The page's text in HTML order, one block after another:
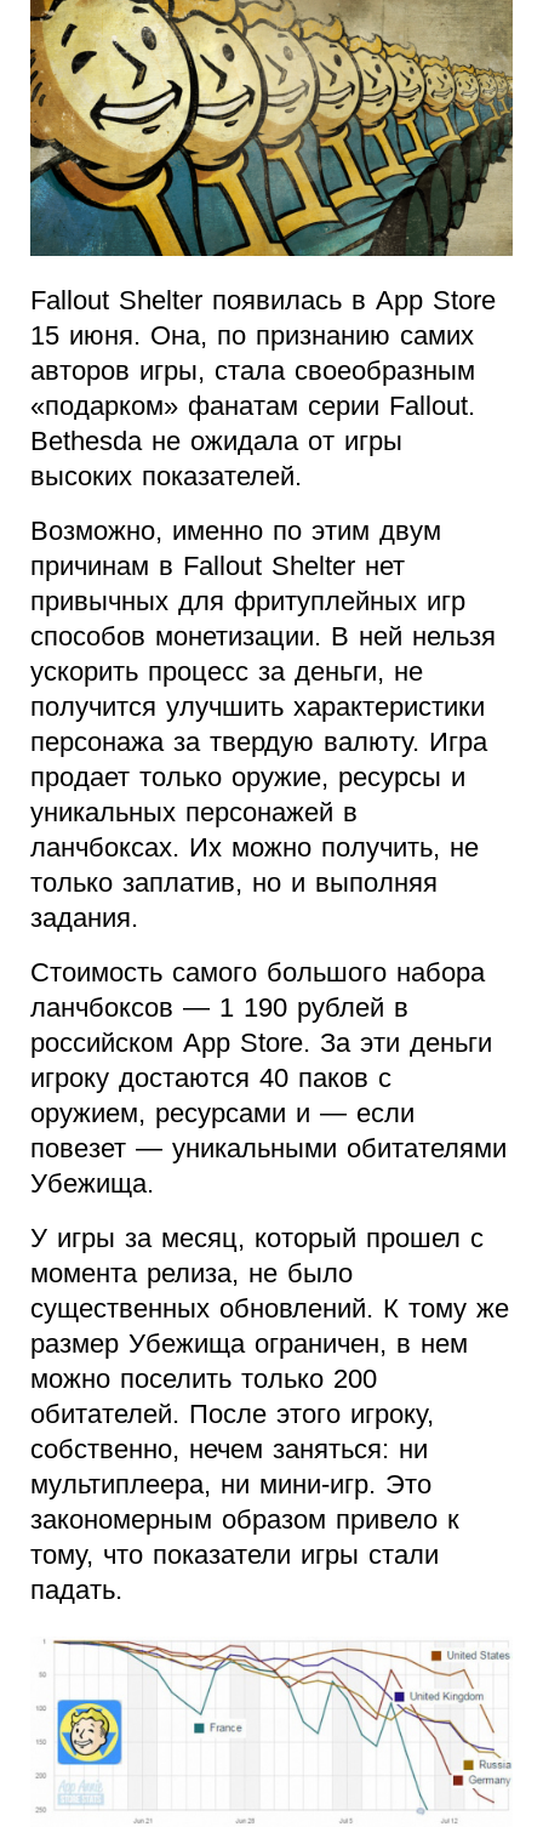
Fallout Shelter появилась в App Store
15 июня. Она, по признанию самих
авторов игры, стала своеобразным
«подарком» фанатам серии Fallout.
Bethesda не ожидала от игры
высоких показателей.
Возможно, именно по этим двум
причинам в Fallout Shelter нет
привычных для фритуплейных игр
способов монетизации. В ней нельзя
ускорить процесс за деньги, не
получится улучшить характеристики
персонажа за твердую валюту. Игра
продает только оружие, ресурсы и
уникальных персонажей в
ланчбоксах. Их можно получить, не
только заплатив, но и выполняя
задания.
Стоимость самого большого набора
ланчбоксов — 1 190 рублей в
российском App Store. За эти деньги
игроку достаются 40 паков с
оружием, ресурсами и — если
повезет — уникальными обитателями
Убежища.
У игры за месяц, который прошел с
момента релиза, не было
существенных обновлений. К тому же
размер Убежища ограничен, в нем
можно поселить только 200
обитателей. После этого игроку,
собственно, нечем заняться: ни
мультиплеера, ни мини-игр. Это
закономерным образом привело к
тому, что показатели игры стали
падать.